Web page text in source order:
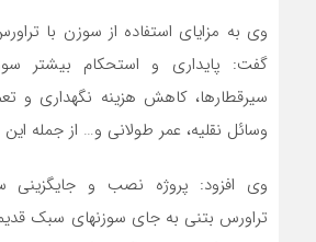
وی به مزایای استفاده از سوزن با
گفت: پایداری و استحکام بیشتر
سیرقطارها، کاهش هزینه نگهداری و
وسائل نقلیه، عمر طولانی و… از جمله
وی افزود: پروژه نصب و جایگزینی
تراورس بتنی به جای سوزنهای سبک